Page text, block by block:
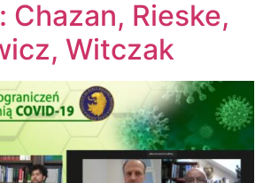
Chazan, Rieske,
Witczak